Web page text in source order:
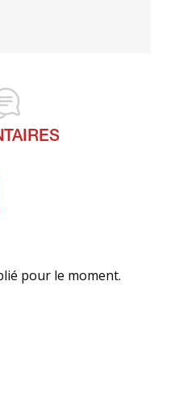
pour le moment.